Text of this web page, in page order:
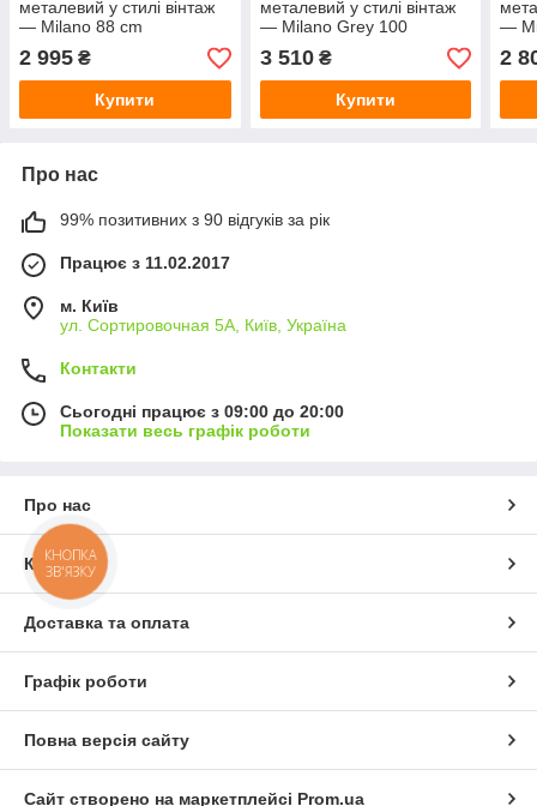
металевий у стилі вінтаж
— Milano 88 cm
2 995 ₴
Купити
металевий у стилі вінтаж
— Milano Grey 100
3 510₴
Купити
—
2
Про нас
99% позитивних з 90 відгуків за рік
Працює з 11.02.2017
м. Київ
ул. Сортировочная 5А, Київ, Україна
Контакти
Сьогодні працює з 09:00 до 20:00
Показати весь графік роботи
Про нас
Контакти
Доставка та оплата
Графік роботи
Повна версія сайту
Сайт створено на маркетплейсі Prom.ua
КНОПКА
ЗВ'ЯЗКУ